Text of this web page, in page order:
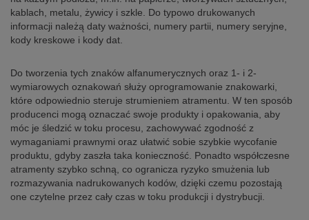
kablach, metalu, żywicy i szkle. Do typowo drukowanych
informacji należą daty ważności, numery partii, numery seryjne,
kody kreskowe i kody dat.
Do tworzenia tych znaków alfanumerycznych oraz 1- i 2-
wymiarowych oznakowań służy oprogramowanie znakowarki,
które odpowiednio steruje strumieniem atramentu. W ten sposób
producenci mogą oznaczać swoje produkty i opakowania, aby
móc je śledzić w toku procesu, zachowywać zgodność z
wymaganiami prawnymi oraz ułatwić sobie szybkie wycofanie
produktu, gdyby zaszła taka konieczność. Ponadto współczesne
atramenty szybko schną, co ogranicza ryzyko smużenia lub
rozmazywania nadrukowanych kodów, dzięki czemu pozostają
one czytelne przez cały czas w toku produkcji i dystrybucji.